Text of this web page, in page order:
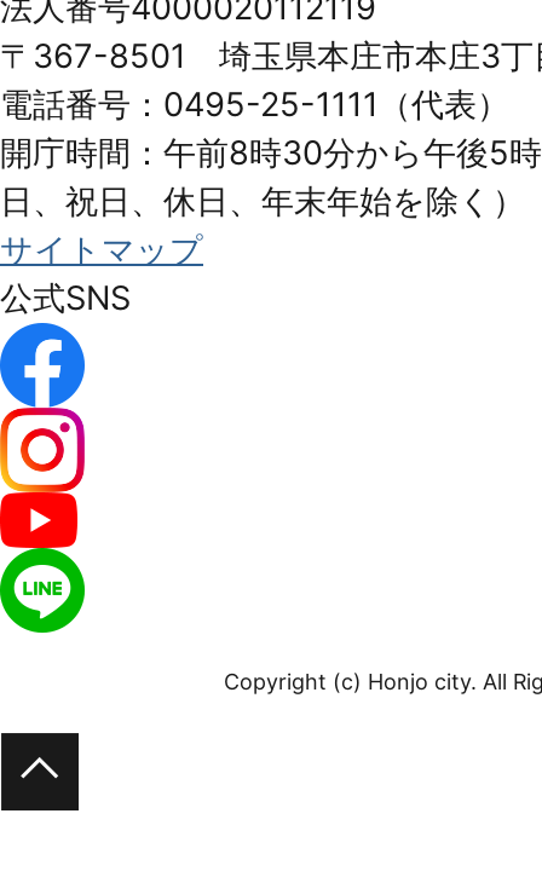
Honjo
City
〒367-8501 埼玉県本庄市本庄3丁
電話番号：0495-25-1111（代表）
開庁時間：午前8時30分から午後5
日、祝日、休日、年末年始を除く）
サイトマップ
公式SNS
Copyright (c) Honjo city. All